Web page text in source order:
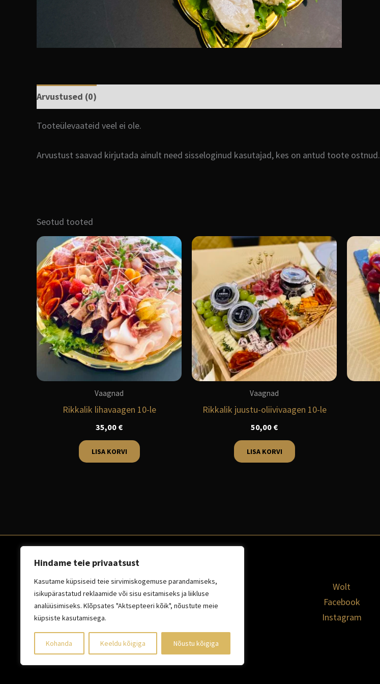
Hindame teie privaatsust
Kasutame küpsiseid teie sirvimiskogemuse parandamiseks,
isikupärastatud reklaamide või sisu esitamiseks ja liikluse
analüüsimiseks. Klõpsates "Aktsepteeri kõik", nõustute meie
küpsiste kasutamisega.
Kohanda Keeldu kõigiga Nõustu kõigiga
Arvustused (0)
Tooteülevaateid veel ei ole.
Arvustust saavad kirjutada ainult need sisseloginud kasutajad, kes on antud toote ostnud.
Seotud tooted
Vaagnad
Rikkalik lihavaagen 10-le
35,00 €
LISA KORVI
Vaagnad
Rikkalik juustu-oliivivaagen 10-le
50,00 €
LISA KORVI
E-R 8:30 - 16:00
5612 2156
Mustjõe 43, Tallinn
Wolt
Facebook
Instagram